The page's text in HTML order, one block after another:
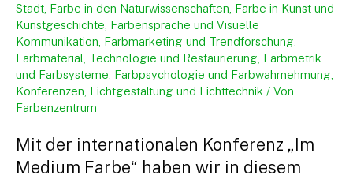
Stadt Farbe in den Naturwissenschaften Farbe in Kunst und
Kunstgeschichte Farbensprache und Visuelle
Kommunikation Farbmarketing und Trendforschung
Farbmaterial, Technologie und Restaurierung Farbmetrik
und Farbsysteme Farbpsychologie und Farbwahrnehmung
Konferenzen Lichtgestaltung und Lichttechnik / Von
Farbenzentrum
Mit der internationalen Konferenz „Im
Medium Farbe“ haben wir in diesem